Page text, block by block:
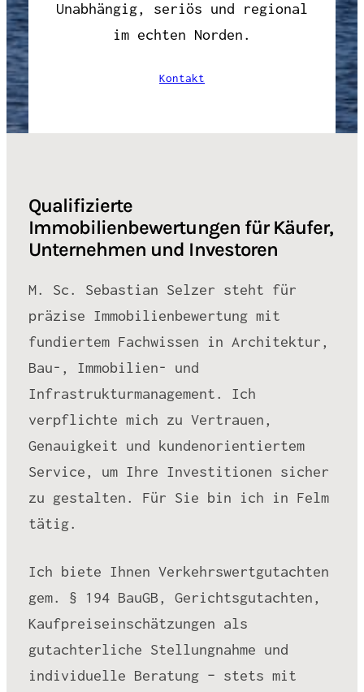
Unabhängig, seriös und regional
im echten Norden.
Kontakt
Qualifizierte
Immobilienbewertungen für Käufer,
Unternehmen und Investoren
M. Sc. Sebastian Selzer steht für
präzise Immobilienbewertung mit
fundiertem Fachwissen in Architektur,
Bau-, Immobilien- und
Infrastrukturmanagement. Ich
verpflichte mich zu Vertrauen,
Genauigkeit und kundenorientiertem
Service, um Ihre Investitionen sicher
zu gestalten. Für Sie bin ich in Felm
tätig.
Ich biete Ihnen Verkehrswertgutachten
gem. § 194 BauGB, Gerichtsgutachten,
Kaufpreiseinschätzungen als
gutachterliche Stellungnahme und
individuelle Beratung – stets mit